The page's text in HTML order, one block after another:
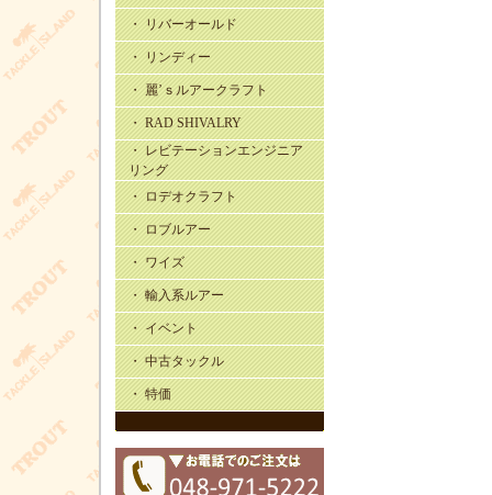
・ リバーオールド
・ リンディー
・ 麗’ｓルアークラフト
・ RAD SHIVALRY
・ レビテーションエンジニア
リング
・ ロデオクラフト
・ ロブルアー
・ ワイズ
・ 輸入系ルアー
・ イベント
・ 中古タックル
・ 特価